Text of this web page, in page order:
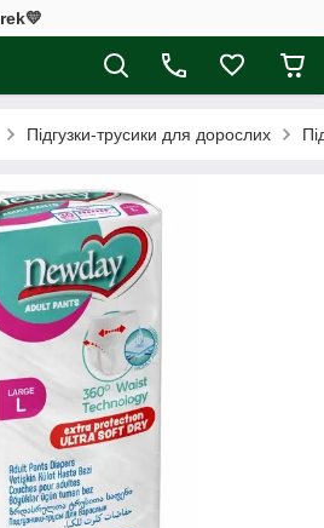
Підгузки-трусики для дорослих